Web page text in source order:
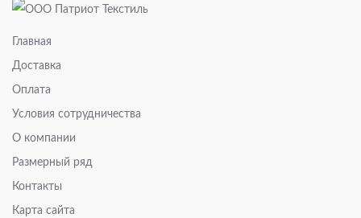
Главная
Доставка
Оплата
Условия сотрудничества
О компании
Размерный ряд
Контакты
Карта сайта